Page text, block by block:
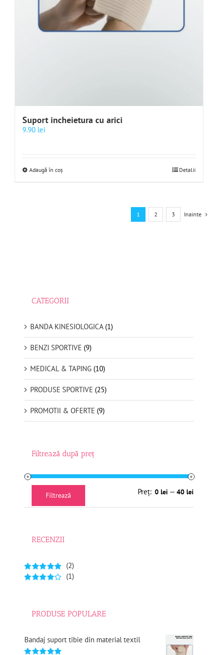
Suport incheietura cu arici
9.90 lei
Adaugă în coș Detalii
1 2 3 Inainte
CATEGORII
BANDA KINESIOLOGICA (1)
BENZI SPORTIVE (9)
MEDICAL & TAPING (10)
PRODUSE SPORTIVE (25)
PROMOTII & OFERTE (9)
Filtrează după preț
Filtrează Preț: 0 lei — 40 lei
RECENZII
Evaluat la5
(2)
(1)
PRODUSE POPULARE
Bandaj suport tibie din material textil